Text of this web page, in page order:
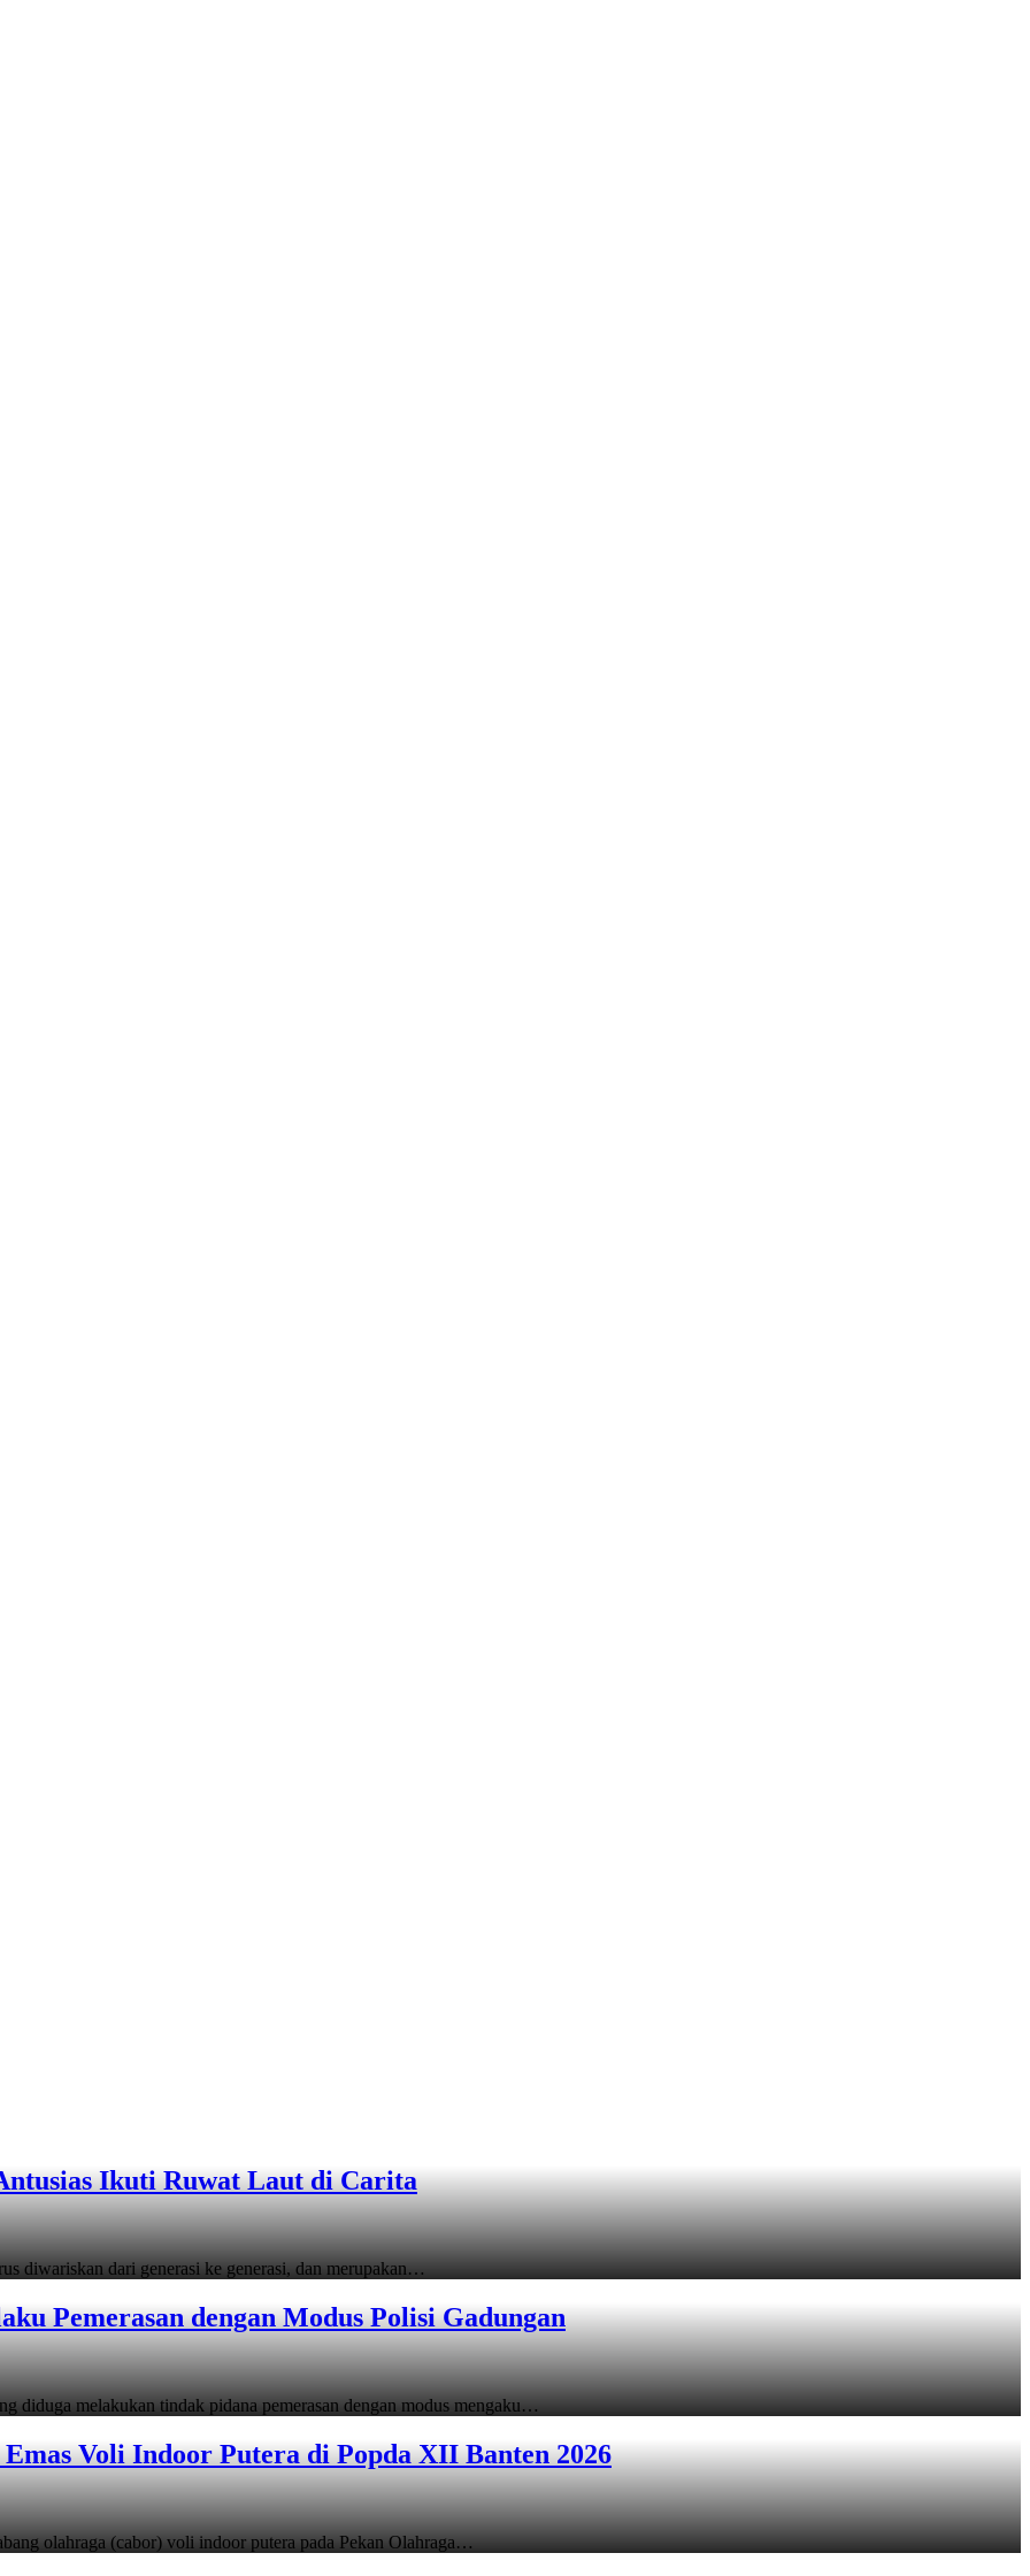
Ikuti Ruwat Laut di Carita
diwariskan dari generasi ke generasi, dan merupakan…
Pemerasan dengan Modus Polisi Gadungan
diduga melakukan tindak pidana pemerasan dengan modus mengaku…
Voli Indoor Putera di Popda XII Banten 2026
olahraga (cabor) voli indoor putera pada Pekan Olahraga…